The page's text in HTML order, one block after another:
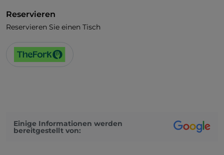
Reservieren
Reservieren Sie einen Tisch
Einige Informationen werden
bereitgestellt von: